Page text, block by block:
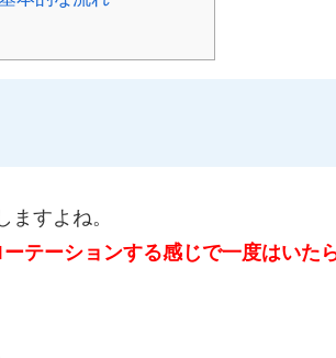
すよね。
テーションする感じで一度はいた